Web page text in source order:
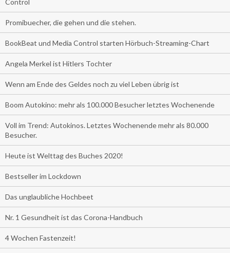
Control
Promibuecher, die gehen und die stehen.
BookBeat und Media Control starten Hörbuch-Streaming-Chart
Angela Merkel ist Hitlers Tochter
Wenn am Ende des Geldes noch zu viel Leben übrig ist
Boom Autokino: mehr als 100.000 Besucher letztes Wochenende
Voll im Trend: Autokinos. Letztes Wochenende mehr als 80.000
Besucher.
Heute ist Welttag des Buches 2020!
Bestseller im Lockdown
Das unglaubliche Hochbeet
Nr. 1 Gesundheit ist das Corona-Handbuch
4 Wochen Fastenzeit!